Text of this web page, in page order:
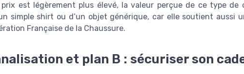
prix est légèrement plus élevé, la valeur perçue de ce type de
simple shirt ou d’un objet générique, car elle soutient aussi
Française de la Chaussure.
et plan B : sécuriser son